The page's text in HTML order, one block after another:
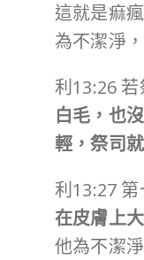
這就是痲
為不潔淨
利13:26
白毛，也
輕，祭司
利13:27 第
在皮膚上
他為不潔